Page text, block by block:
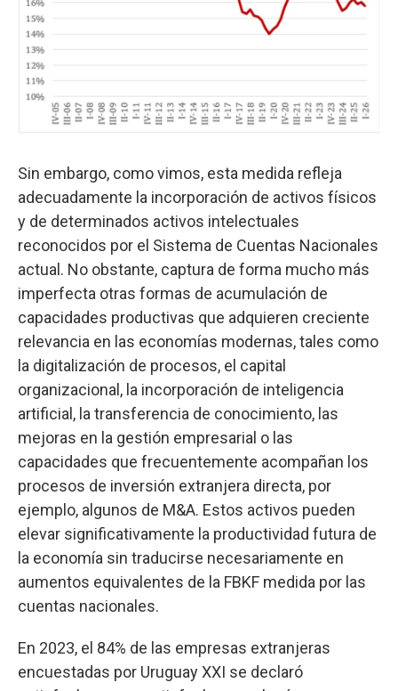
Sin embargo, como vimos, esta medida refleja
adecuadamente la incorporación de activos físicos
y de determinados activos intelectuales
reconocidos por el Sistema de Cuentas Nacionales
actual. No obstante, captura de forma mucho más
imperfecta otras formas de acumulación de
capacidades productivas que adquieren creciente
relevancia en las economías modernas, tales como
la digitalización de procesos, el capital
organizacional, la incorporación de inteligencia
artificial, la transferencia de conocimiento, las
mejoras en la gestión empresarial o las
capacidades que frecuentemente acompañan los
procesos de inversión extranjera directa, por
ejemplo, algunos de M&A. Estos activos pueden
elevar significativamente la productividad futura de
la economía sin traducirse necesariamente en
aumentos equivalentes de la FBKF medida por las
cuentas nacionales.
En 2023, el 84% de las empresas extranjeras
encuestadas por Uruguay XXI se declaró